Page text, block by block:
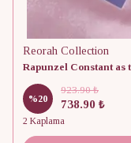
Reorah Collection
%20
923.90 ₺
738.90 ₺
2 Kaplama